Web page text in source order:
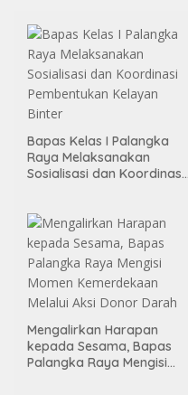
Bapas Kelas I Palangka
Raya Melaksanakan
Sosialisasi dan Koordinasi
Mengalirkan Harapan
kepada Sesama, Bapas
Palangka Raya Mengisi